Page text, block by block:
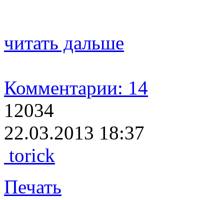
читать дальше
Комментарии: 14
12034
22.03.2013 18:37
torick
Печать